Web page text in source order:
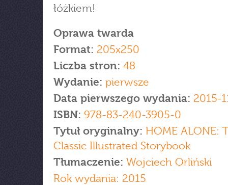
łóżkiem!
Oprawa twarda
Format: 205x250
Liczba stron: 48
Wydanie: pierwsze
Data pierwszego wydania: 2015-
ISBN: 978-83-240-3905-0
Tytuł oryginalny: HOME ALONE:
Classic Illustrated Storybook
Tłumaczenie: Wojciech Orliński
Rok wydania: 2015